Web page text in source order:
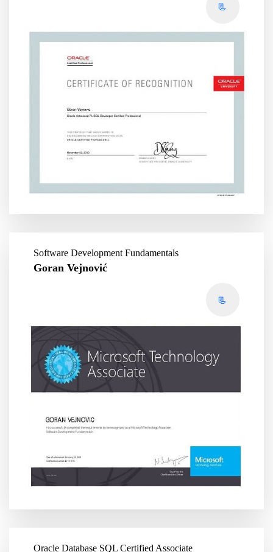
📃
Software Development Fundamentals
Goran Vejnović
📃
Oracle Database SQL Certified Associate